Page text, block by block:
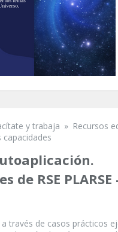
usted aquí
y trabaja » Recursos
de RSE PLARSE
través de casos prácticos